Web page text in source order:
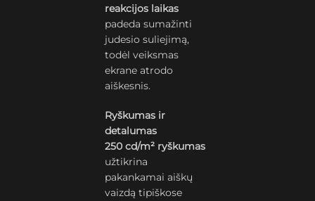
reakcijos laikas
padeda sumažinti
judesio suliejimą,
todėl veiksmas
ekrane atrodo
aiškesnis.
Ryškumas ir
detalumas
250 cd/m² ryškumas
užtikrina
pakankamai aiškų
vaizdą tipiškose